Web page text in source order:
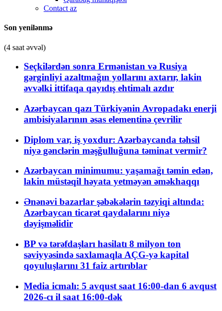
Contact az
Son yenilənmə
(4 saat əvvəl)
Seçkilərdən sonra Ermənistan və Rusiya
gərginliyi azaltmağın yollarını axtarır, lakin
əvvəlki ittifaqa qayıdış ehtimalı azdır
Azərbaycan qazı Türkiyənin Avropadakı enerji
ambisiyalarının əsas elementinə çevrilir
Diplom var, iş yoxdur: Azərbaycanda təhsil
niyə gənclərin məşğulluğuna təminat vermir?
Azərbaycan minimumu: yaşamağı təmin edən,
lakin müstəqil həyata yetməyən əməkhaqqı
Ənənəvi bazarlar şəbəkələrin təzyiqi altında:
Azərbaycan ticarət qaydalarını niyə
dəyişməlidir
BP və tərəfdaşları hasilatı 8 milyon ton
səviyyəsində saxlamaqla AÇG-yə kapital
qoyuluşlarını 31 faiz artırıblar
Media icmalı: 5 avqust saat 16:00-dan 6 avqust
2026-cı il saat 16:00-dək